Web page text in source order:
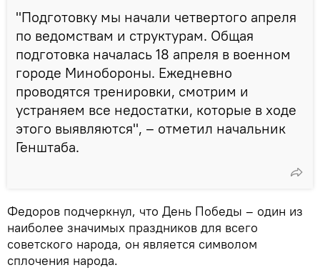
"Подготовку мы начали четвертого апреля
по ведомствам и структурам. Общая
подготовка началась 18 апреля в военном
городе Минобороны. Ежедневно
проводятся тренировки, смотрим и
устраняем все недостатки, которые в ходе
этого выявляются", – отметил начальник
Генштаба.
Федоров подчеркнул, что День Победы – один из
наиболее значимых праздников для всего
советского народа, он является символом
сплочения народа.